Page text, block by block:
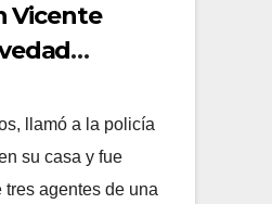
Vicente
llamó a la policía
su casa y fue
agentes de una